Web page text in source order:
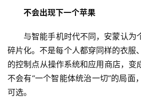
应
用
不会出现下一个苹果
与智能手机时代不同，安蒙认为
碎片化。不是每个人都穿同样的衣服
的控制点从操作系统和应用商店，
不会有“一个智能体统治一切”的局面
可选。